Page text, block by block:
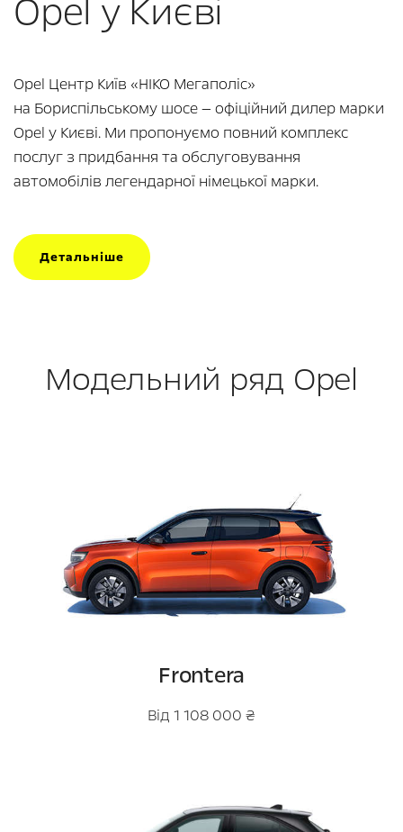
Opel у Києві
Opel Центр Київ «НІКО Мегаполіс»
на Бориспільському шосе — офіційний дилер марки
Opel у Києві. Ми пропонуємо повний комплекс
послуг з придбання та обслуговування
автомобілів легендарної німецької марки.
Детальніше
Модельний ряд Opel
Frontera
Від 1 108 000 ₴